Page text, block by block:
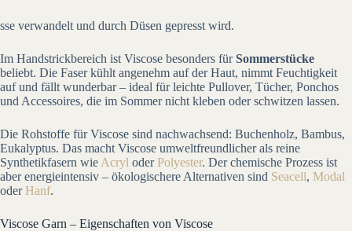
sse verwandelt und durch Düsen gepresst wird.
Im Handstrickbereich ist Viscose besonders fürSommerstücke
beliebt. Die Faser kühlt angenehm auf der Haut, nimmt Feuchtigkeit
auf und fällt wunderbar – ideal für leichte Pullover, Tücher, Ponchos
und Accessoires, die im Sommer nicht kleben oder schwitzen lassen.
Die Rohstoffe für Viscose sind nachwachsend: Buchenholz, Bambus,
Eukalyptus. Das macht Viscose umweltfreundlicher als reine
Synthetikfasern wie Acryl oderPolyester. Der chemische Prozess ist
aber energieintensiv – ökologischere Alternativen sind Seacell, Modal
oderHanf.
Viscose Garn – Eigenschaften von Viscose